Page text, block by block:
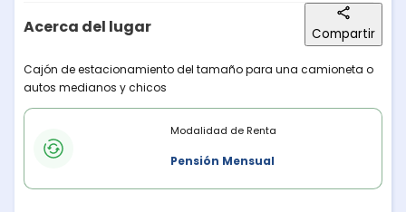
Acerca del lugar Compartir
Descripción del lugar
Cajón de estacionamiento del tamaño para una camioneta o
autos medianos y chicos
Modalidades de rentaModalidad de Renta
Pensión Mensual